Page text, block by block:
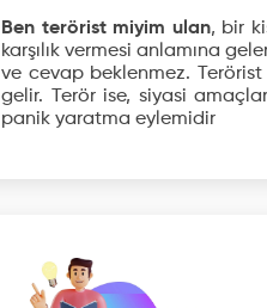
Ben terörist miyim ulan, bir
karşılık vermesi anlamına
ve cevap beklenmez.
gelir. Terör ise, siyasi
panik yaratma eylemidir